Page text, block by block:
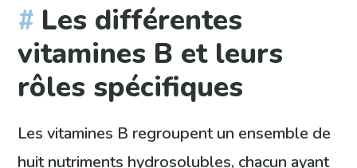
Les différentes
vitamines B et leurs
rôles spécifiques
Les vitamines B regroupent un ensemble de
huit nutriments hydrosolubles, chacun ayant